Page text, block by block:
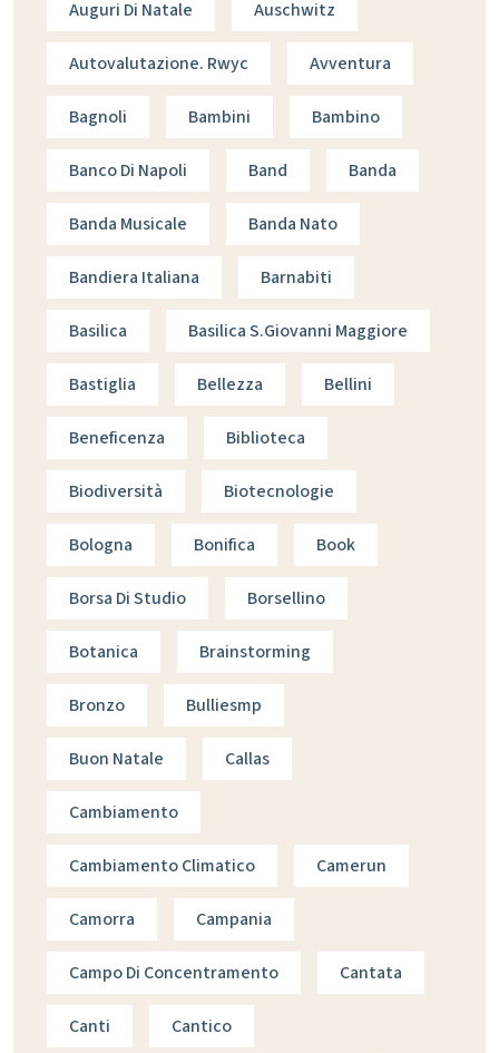
Auguri Di Natale Auschwitz
Autovalutazione. Rwyc Avventura
Bagnoli Bambini Bambino
Banco Di Napoli Band Banda
Banda Musicale Banda Nato
Bandiera Italiana Barnabiti
Basilica Basilica S.giovanni Maggiore
Bastiglia Bellezza Bellini
Beneficenza Biblioteca
Biodiversità Biotecnologie
Bologna Bonifica Book
Borsa Di Studio Borsellino
Botanica Brainstorming
Bronzo Bulliesmp
Buon Natale Callas
Cambiamento
Cambiamento Climatico Camerun
Camorra Campania
Campo Di Concentramento Cantata
Canti Cantico